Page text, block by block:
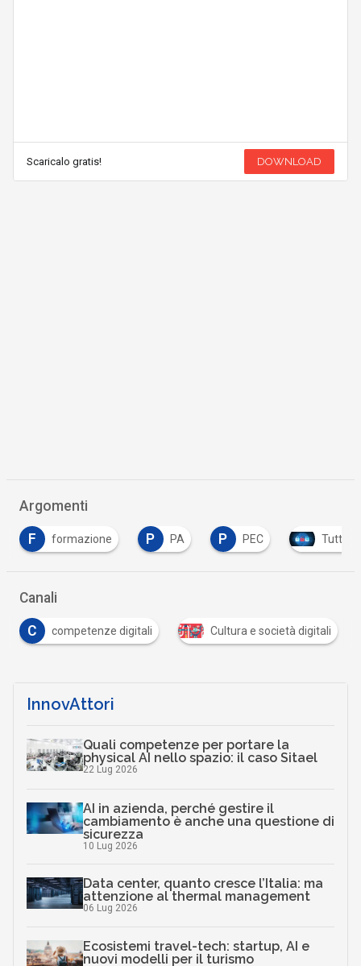
Scaricalo gratis! DOWNLOAD
Argomenti
P PA P PEC Tutto su Cyber Security
Canali
C competenze digitali Cultura e società digitali
InnovAttori
Quali competenze per portare la
physical AI nello spazio: il caso Sitael
22 Lug 2026
AI in azienda, perché gestire il
cambiamento è anche una questione di
sicurezza
10 Lug 2026
Data center, quanto cresce l’Italia: ma
attenzione al thermal management
06 Lug 2026
Ecosistemi travel-tech: startup, AI e
nuovi modelli per il turismo